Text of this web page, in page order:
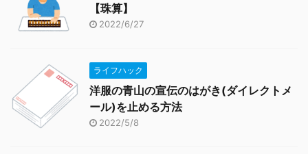
【珠算】
2022/6/27
ライフハック
洋服の青山の宣伝のはがき(ダイレクトメ
ール)を止める方法
2022/5/8